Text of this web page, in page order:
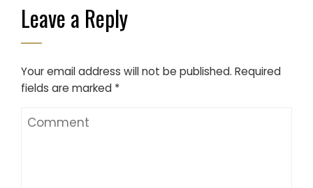
Leave a Reply
Your email address will not be published. Required
fields are marked *